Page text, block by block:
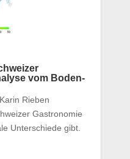
vom Boden-
Rieben
Gastronomie
Unterschiede gibt.